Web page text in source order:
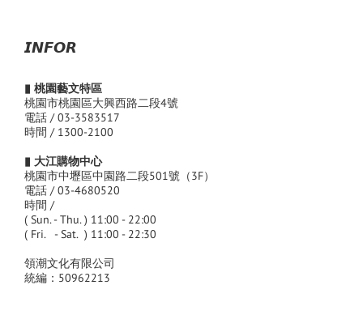
𝙄𝙉𝙁𝙊𝙍
▮ 桃園藝文特區
桃園市桃園區大興西路二段4號
電話 / 03-3583517
時間 / 1300-2100
▮ 大江購物中心
桃園市中壢區中園路二段501號（3F）
電話 / 03-4680520
時間 /
( Sun. - Thu. ) 11:00 - 22:00
( Fri. - Sat. ) 11:00 - 22:30
領潮文化有限公司
統編：50962213